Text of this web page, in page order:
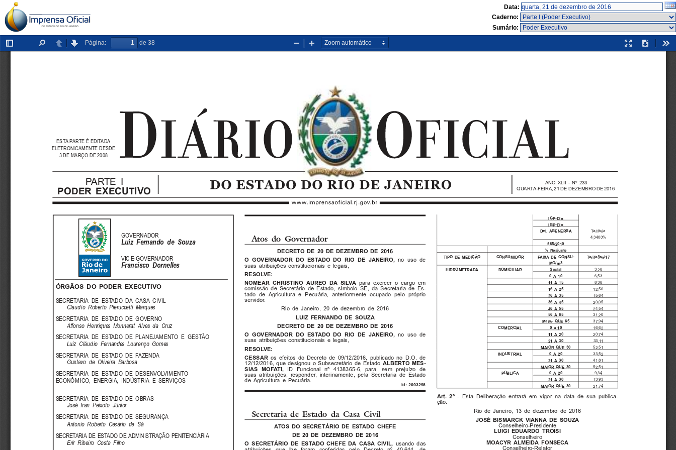
Data:
Caderno:
Sumário:
Exibir/ocultar
painel
LocalizarAnteriorPróxima
Página: de 38
Modo
de
Download
Diminuir
zoom
Aumentar
zoom
ESTA PARTE É EDITADA
ELETRONICAMENTE DESDE
3 DE MARÇO DE 2008
PARTE I
PODER EXECUTIVO
ANO XLII - Nº 233
QUARTA-FEIRA, 21 DE DEZEMBRO DE 2016
ÓRGÃOS DO PODER EXECUTIVO
SECRETARIA  DE  ESTADO  DA  CASA  CIVIL
Claud io  Roberto  Pieruccetti  Marques
SECRETARIA  DE  ESTADO  DE  GOVERNO
Affonso  Henriques  Monnerat  Alves  da  Cruz
SECRETARIA  DE  ESTADO  DE  PLANEJAM ENTO  E  GESTÃO
Luiz  Cláud io  Fernandes  Lourenço  Gomes
SECRETARIA  DE  ESTADO  DE  FAZENDA
Gustavo  de  Oliveira  Barbosa
SECRETARIA  DE  ESTADO  DE  DESENVOLVIM ENTO
ECONÔM ICO,  ENERGIA,  INDÚSTRIA  E  SERVIÇOS
SECRETARIA  DE  ESTADO  DE  OBRAS
José  Iran  Peixoto  Júnior
SECRETARIA  DE  ESTADO  DE  SEGURANÇA
Antonio  Roberto  Cesário  de  Sá
SECRETARIA  DE  ESTADO  DE  ADMINISTRAÇÃO  PENITENCIÁRIA
Erir  Ribeiro  Costa  Filho
GOVERNADOR
Luiz  Fernando  de  Souza
VIC E-GOVERNADOR
Francisco  Dornelles
Atos  do  Governador
DECRETO DE 20 DE DEZEMBRO DE 2016
O GOVERNADOR DO ESTADO DO RIO DE JANEIRO, no uso de
suas atribuições constitucionais e legais,
RESOLVE:
NOMEAR CHRISTINO AUREO DA SILVA
para exercer o cargo em
comissão de Secretário de Estado, símbolo SE, da Secretaria de Es-
tado de Agricultura e Pecuária, anteriormente ocupado pelo próprio
servidor.
Rio de Janeiro, 20 de dezembro de 2016
LUIZ FERNANDO DE SOUZA
DECRETO DE 20 DE DEZEMBRO DE 2016
O GOVERNADOR DO ESTADO DO RIO DE JANEIRO, no uso de
suas atribuições constitucionais e legais,
RESOLVE:
CESSAR os efeitos do Decreto de 09/12/2016, publicado no D.O. de
12/12/2016, que designou o Subsecretário de Estado ALBERTO MES-
SIAS MOFATI,
ID Funcional nº 4138365-6, para, sem prejuízo de
suas atribuições, responder, interinamente, pela Secretaria de Estado
de Agricultura e Pecuária.
Id: 2003298
Secretaria  de  Estado  da  Casa  Civil
ATOS DO SECRETÁRIO DE ESTADO CHEFE
DE 20 DE DEZEMBRO DE 2016
O SECRETÁRIO DE ESTADO CHEFE DA CASA CIVIL,
usando das
IGP-DIn
IGP-DIo
Del. AGENERSA
Tarifária
4,3400%
585/2010
% Reajuste
TIPO DE MEDIÇÃO
CONSUMIDOR
FAIXA DE CONSU-
MO/m3
Tarifa/jan/17
HIDROMETRADA DOMICILIAR Social
3,28
0A10
6,53
11A15
8,38
16A25
12,50
26A35
15,64
36A45
20,05
46A55
24,54
56A65
31,20
Maior QUE 65
37,94
COMERCIAL
0 a 10
16,62
11A20
20,74
21A30
33,11
MAIOR QUE 30
52,51
INDUSTRIAL
0 A 20
33,52
21A30
41,81
MAIOR QUE 30
52,51
PÚBLICA
0 A 20
9,34
21A30
13,93
MAIOR QUE 30
21,74
Art. 2º - Esta Deliberação entrará em vigor na data de sua publica-
ção.
Rio de Janeiro, 13 de dezembro de 2016
JOSÉ BISMARCK VIANNA DE SOUZA
Conselheiro-Presidente
LUIGI EDUARDO TROISI
Conselheiro
MOACYR ALMEIDA FONSECA
Conselheiro-Relator